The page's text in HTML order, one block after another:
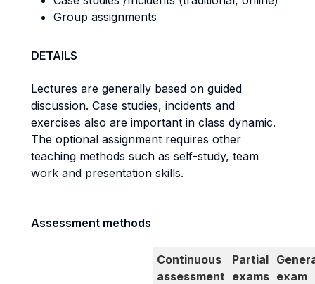
Group assignments
DETAILS
Lectures are generally based on guided
discussion. Case studies, incidents and
exercises also are important in class dynamic.
The optional assignment requires other
teaching methods such as self-study, team
work and presentation skills.
Assessment methods
Continuous
assessment
Partial
exams exam